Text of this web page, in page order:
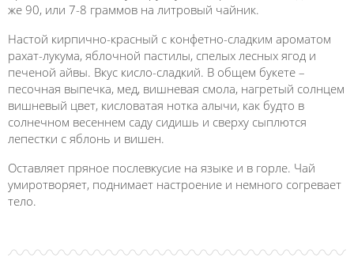
же 90, или 7-8 граммов на литровый чайник.
Настой кирпично-красный с конфетно-сладким ароматом
рахат-лукума, яблочной пастилы, спелых лесных ягод и
печеной айвы. Вкус кисло-сладкий. В общем букете –
песочная выпечка, мед, вишневая смола, нагретый солнцем
вишневый цвет, кисловатая нотка алычи, как будто в
солнечном весеннем саду сидишь и сверху сыплются
лепестки с яблонь и вишен.
Оставляет пряное послевкусие на языке и в горле. Чай
умиротворяет, поднимает настроение и немного согревает
тело.